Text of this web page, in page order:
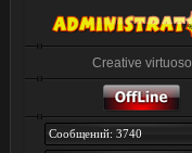
Creative virtuoso
Сообщений: 3740